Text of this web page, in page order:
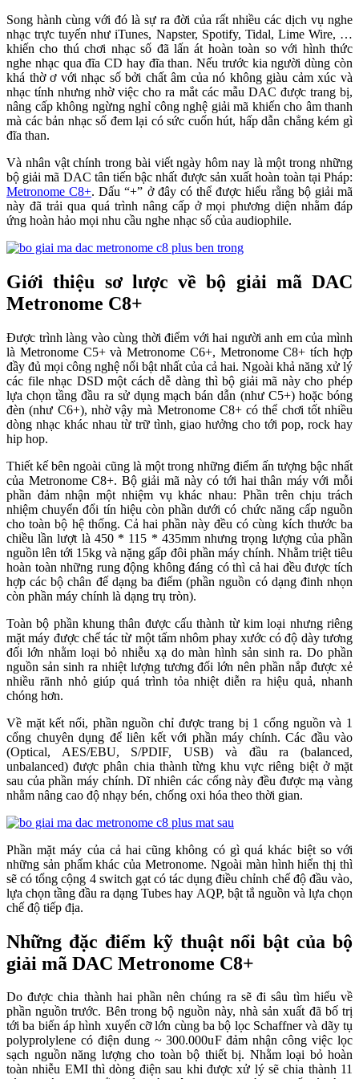
Song hành cùng với đó là sự ra đời của rất nhiều các dịch vụ nghe
nhạc trực tuyến như iTunes, Napster, Spotify, Tidal, Lime Wire, …
khiến cho thú chơi nhạc số đã lấn át hoàn toàn so với hình thức
nghe nhạc qua đĩa CD hay đĩa than. Nếu trước kia người dùng còn
khá thờ ơ với nhạc số bởi chất âm của nó không giàu cảm xúc và
nhạc tính nhưng nhờ việc cho ra mắt các mẫu DAC được trang bị,
nâng cấp không ngừng nghỉ công nghệ giải mã khiến cho âm thanh
mà các bản nhạc số đem lại có sức cuốn hút, hấp dẫn chẳng kém gì
đĩa than.
Và nhân vật chính trong bài viết ngày hôm nay là một trong những
bộ giải mã DAC tân tiến bậc nhất được sản xuất hoàn toàn tại Pháp:
Metronome C8+. Dấu “+” ở đây có thể được hiểu rằng bộ giải mã
này đã trải qua quá trình nâng cấp ở mọi phương diện nhằm đáp
ứng hoàn hảo mọi nhu cầu nghe nhạc số của audiophile.
Giới thiệu sơ lược về bộ giải mã DAC
Metronome C8+
Được trình làng vào cùng thời điểm với hai người anh em của mình
là Metronome C5+ và Metronome C6+, Metronome C8+ tích hợp
đầy đủ mọi công nghệ nổi bật nhất của cả hai. Ngoài khả năng xử lý
các file nhạc DSD một cách dễ dàng thì bộ giải mã này cho phép
lựa chọn tầng đầu ra sử dụng mạch bán dẫn (như C5+) hoặc bóng
đèn (như C6+), nhờ vậy mà Metronome C8+ có thể chơi tốt nhiều
dòng nhạc khác nhau từ trữ tình, giao hưởng cho tới pop, rock hay
hip hop.
Thiết kế bên ngoài cũng là một trong những điểm ấn tượng bậc nhất
của Metronome C8+. Bộ giải mã này có tới hai thân máy với mỗi
phần đảm nhận một nhiệm vụ khác nhau: Phần trên chịu trách
nhiệm chuyển đổi tín hiệu còn phần dưới có chức năng cấp nguồn
cho toàn bộ hệ thống. Cả hai phần này đều có cùng kích thước ba
chiều lần lượt là 450 * 115 * 435mm nhưng trọng lượng của phần
nguồn lên tới 15kg và nặng gấp đôi phần máy chính. Nhằm triệt tiêu
hoàn toàn những rung động không đáng có thì cả hai đều được tích
hợp các bộ chân đế dạng ba điểm (phần nguồn có dạng đinh nhọn
còn phần máy chính là dạng trụ tròn).
Toàn bộ phần khung thân được cấu thành từ kim loại nhưng riêng
mặt máy được chế tác từ một tấm nhôm phay xước có độ dày tương
đối lớn nhằm loại bỏ nhiễu xạ do màn hình sản sinh ra. Do phần
nguồn sản sinh ra nhiệt lượng tương đối lớn nên phần nắp được xẻ
nhiều rãnh nhỏ giúp quá trình tỏa nhiệt diễn ra hiệu quả, nhanh
chóng hơn.
Về mặt kết nối, phần nguồn chỉ được trang bị 1 cổng nguồn và 1
cổng chuyên dụng để liên kết với phần máy chính. Các đầu vào
(Optical, AES/EBU, S/PDIF, USB) và đầu ra (balanced,
unbalanced) được phân chia thành từng khu vực riêng biệt ở mặt
sau của phần máy chính. Dĩ nhiên các cổng này đều được mạ vàng
nhằm nâng cao độ nhạy bén, chống oxi hóa theo thời gian.
Phần mặt máy của cả hai cũng không có gì quá khác biệt so với
những sản phẩm khác của Metronome. Ngoài màn hình hiển thị thì
sẽ có tổng cộng 4 switch gạt có tác dụng điều chỉnh chế độ đầu vào,
lựa chọn tầng đầu ra dạng Tubes hay AQP, bật tắ nguồn và lựa chọn
chế độ tiếp địa.
Những đặc điểm kỹ thuật nổi bật của bộ
giải mã DAC Metronome C8+
Do được chia thành hai phần nên chúng ra sẽ đi sâu tìm hiểu về
phần nguồn trước. Bên trong bộ nguồn này, nhà sản xuất đã bố trị
tới ba biến áp hình xuyến cỡ lớn cùng ba bộ lọc Schaffner và dãy tụ
polyprolylene có điện dung ~ 300.000uF đảm nhận công việc lọc
sạch nguồn năng lượng cho toàn bộ thiết bị. Nhằm loại bỏ hoàn
toàn nhiễu EMI thì dòng điện sau khi được xử lý sẽ chia thành 11